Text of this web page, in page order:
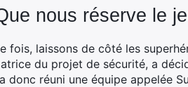
nous réserve le
fois, laissons de côté les
du projet de sécurité, a
donc réuni une équipe appelée